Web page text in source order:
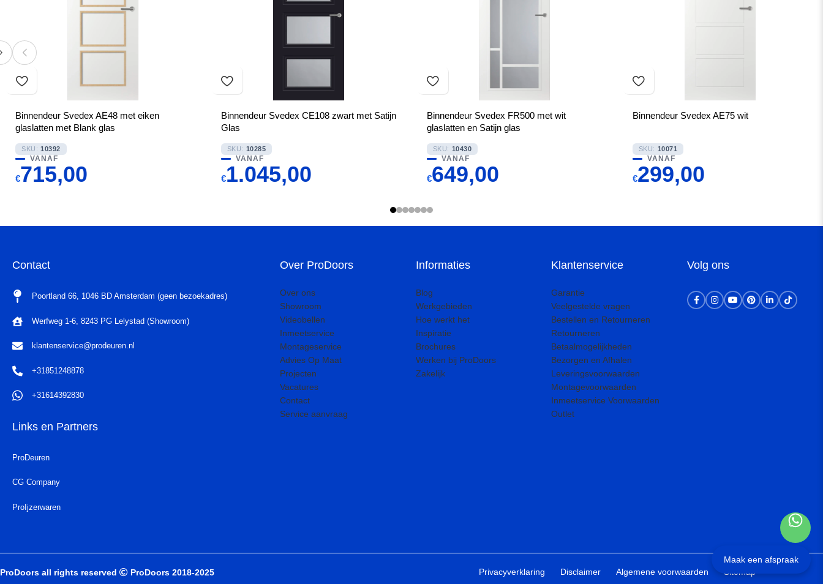
Binnendeur Svedex AE48 met eiken
glaslatten met Blank glas
SKU: 10392
VANAF
€715,00
Binnendeur Svedex CE108 zwart met Satijn
Glas
SKU: 10285
VANAF
€1.045,00
Binnendeur Svedex FR500 met wit
glaslatten en Satijn glas
SKU: 10430
VANAF
€649,00
Binnendeur Svedex AE75 wit
SKU: 10071
VANAF
€299,00
Contact
Poortland 66, 1046 BD Amsterdam (geen bezoekadres)
Werfweg 1-6, 8243 PG Lelystad (Showroom)
klantenservice@prodeuren.nl
+31851248878
+31614392830
Links en Partners
ProDeuren
CG Company
ProIjzerwaren
Over ProDoors
Over ons
Showroom
Videobellen
Inmeetservice
Montageservice
Advies Op Maat
Projecten
Vacatures
Contact
Service aanvraag
Informaties
Blog
Werkgebieden
Hoe werkt het
Inspiratie
Brochures
Werken bij ProDoors
Zakelijk
Klantenservice
Garantie
Veelgestelde vragen
Bestellen en Retourneren
Retourneren
Betaalmogelijkheden
Bezorgen en Afhalen
Leveringsvoorwaarden
Montagevoorwaarden
Inmeetservice Voorwaarden
Outlet
Volg ons
ProDoors all rights reserved ProDoors 2018-2025 Privacyverklaring Disclaimer Algemene voorwaarden Sitemap
Maak een afspraak